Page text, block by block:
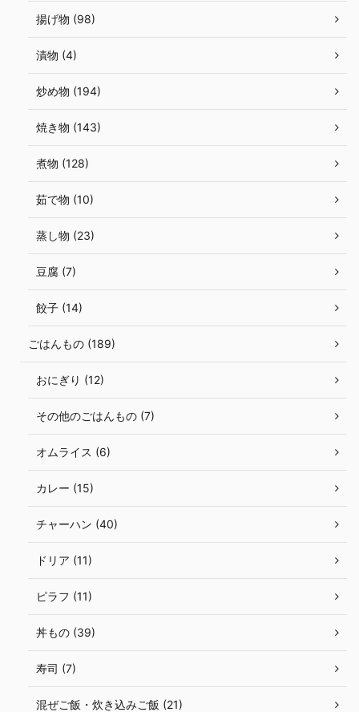
揚げ物 (98)
漬物 (4)
炒め物 (194)
焼き物 (143)
煮物 (128)
茹で物 (10)
蒸し物 (23)
豆腐 (7)
餃子 (14)
ごはんもの (189)
おにぎり (12)
その他のごはんもの (7)
オムライス (6)
カレー (15)
チャーハン (40)
ドリア (11)
ピラフ (11)
丼もの (39)
寿司 (7)
混ぜご飯・炊き込みご飯 (21)